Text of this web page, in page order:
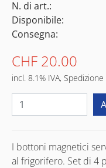
N. di art.:
Disponibile:
Consegna:
CHF 20.00
incl. 8.1% IVA,
I bottoni magnetici
al frigorifero. Set di 4